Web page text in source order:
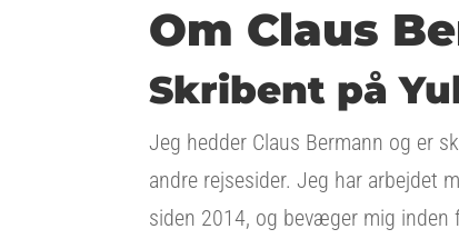
Om Claus
Skribent på
Jeg hedder Claus Bermann og er
andre rejsesider. Jeg har arbejdet
siden 2014, og bevæger mig